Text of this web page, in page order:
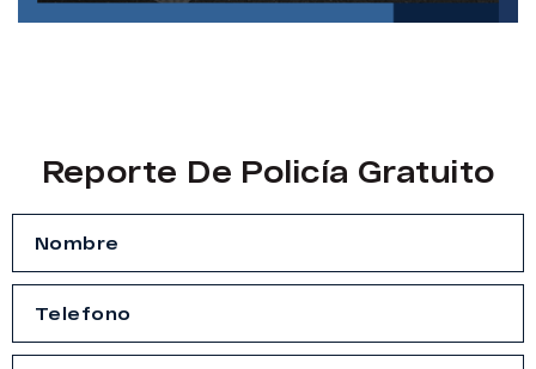
Reporte De Policía Gratuito